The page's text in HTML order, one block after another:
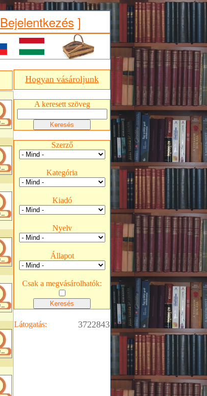
Bejelentkezés ]
Hogyan vásároljunk
A keresett szöveg
Szerző
Kategória
Kiadó
Nyelv
Állapot
Csak a megvásárolhatók:
Látogatás: 3722843